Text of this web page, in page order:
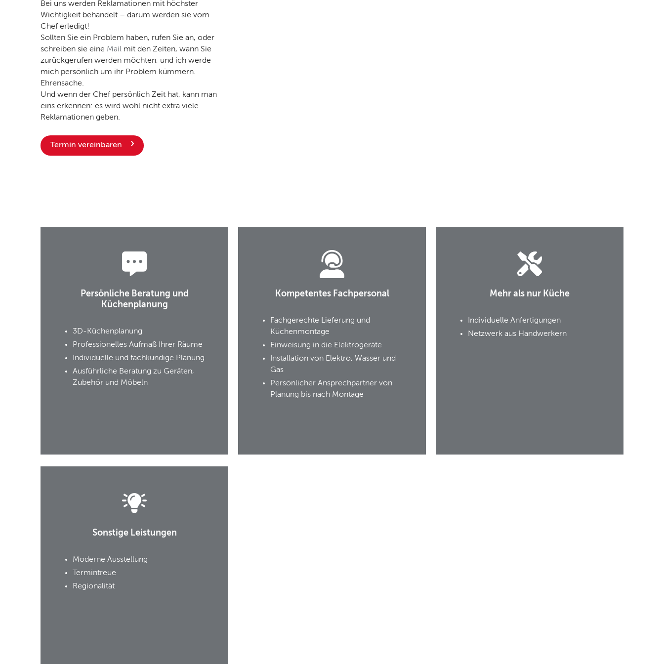
Bei uns werden Reklamationen mit höchster
Wichtigkeit behandelt – darum werden sie vom
Chef erledigt!
Sollten Sie ein Problem haben, rufen Sie an, oder
schreiben sie eine Mail mit den Zeiten, wann Sie
zurückgerufen werden möchten, und ich werde
mich persönlich um ihr Problem kümmern.
Ehrensache.
Und wenn der Chef persönlich Zeit hat, kann man
eins erkennen: es wird wohl nicht extra viele
Reklamationen geben.
Termin vereinbaren
Persönliche Beratung und
Küchenplanung
3D-Küchenplanung
Professionelles Aufmaß Ihrer Räume
Individuelle und fachkundige Planung
Ausführliche Beratung zu Geräten,
Zubehör und Möbeln
Kompetentes Fachpersonal
Fachgerechte Lieferung und
Küchenmontage
Einweisung in die Elektrogeräte
Installation von Elektro, Wasser und
Gas
Persönlicher Ansprechpartner von
Planung bis nach Montage
Mehr als nur Küche
Individuelle Anfertigungen
Netzwerk aus Handwerkern
Sonstige Leistungen
Moderne Ausstellung
Termintreue
Regionalität